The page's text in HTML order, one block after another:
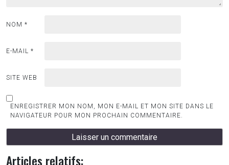
NOM *
E-MAIL *
SITE WEB
ENREGISTRER MON NOM, MON E-MAIL ET MON SITE DANS LE
NAVIGATEUR POUR MON PROCHAIN COMMENTAIRE.
Articles relatifs: